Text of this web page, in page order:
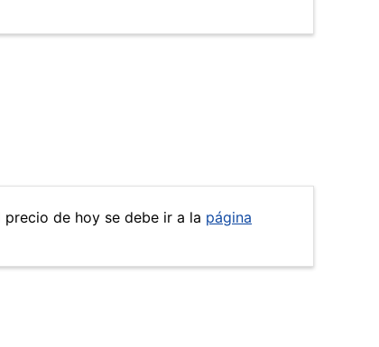
de hoy se debe ir a la página